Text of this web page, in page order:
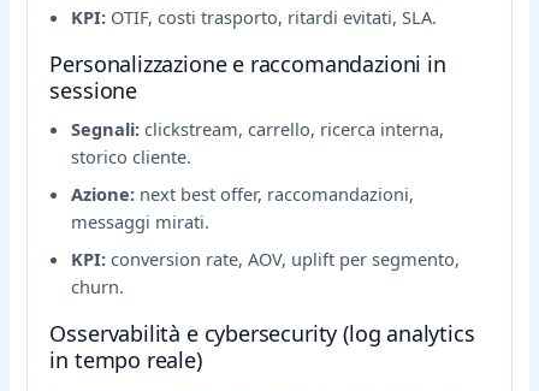
KPI: OTIF, costi trasporto, ritardi evitati, SLA.
Personalizzazione e raccomandazioni in
sessione
Segnali: clickstream, carrello, ricerca interna,
storico cliente.
Azione: next best offer, raccomandazioni,
messaggi mirati.
KPI: conversion rate, AOV, uplift per segmento,
churn.
Osservabilità e cybersecurity (log analytics
in tempo reale)